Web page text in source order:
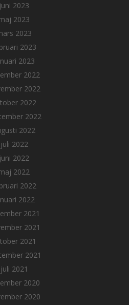
juni 2023
2023
2023
2023
2023
2022
2022
2022
2022
2022
juli 2022
juni 2022
2022
2022
2022
2021
2021
2021
2021
juli 2021
2020
2020